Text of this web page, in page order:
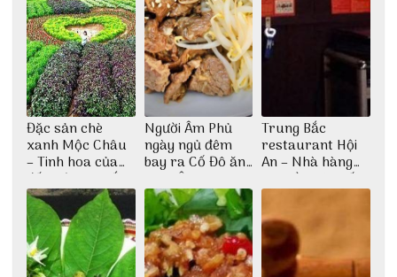
Đặc sản chè
xanh Mộc Châu
– Tinh hoa của
đất trời Tây Bắc
Người Âm Phủ
ngày ngủ đêm
bay ra Cố Đô ăn
Cơm Âm Phủ
Huế
Trung Bắc
restaurant Hội
An – Nhà hàng
cao lầu có thiết
kế vô cùng ấn
tượng giữa lòng
phố Hội